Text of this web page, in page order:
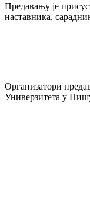
Предавању је
наставника,
Организатори
Универзитета у